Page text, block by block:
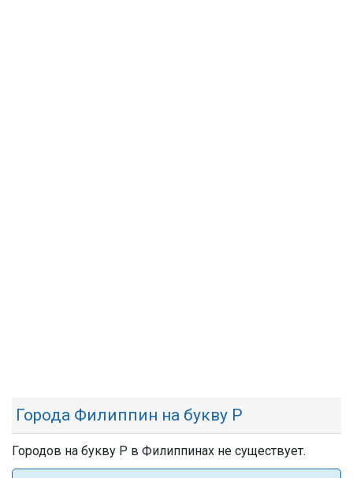
Города Филиппин на букву Р
Городов на букву Р в Филиппинах не существует.